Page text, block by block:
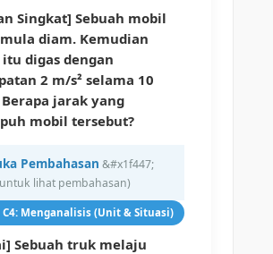
Singkat] Sebuah mobil
diam. Kemudian
digas dengan
2 m/s² selama 10
jarak yang
mobil tersebut?
Pembahasan
C4: Menganalisis (Unit & Situasi)
Sebuah truk melaju